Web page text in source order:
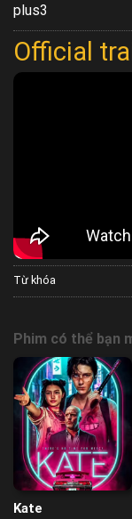
plus3
Official
Từ khóa
Phim có thể bạn
Kate